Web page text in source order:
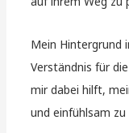
Mein Hintergrund
Verständnis für
mir dabei hilft,
und einfühlsam